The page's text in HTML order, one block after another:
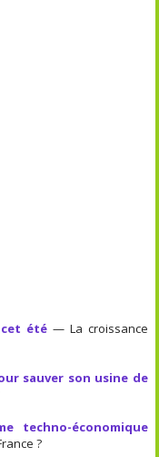
cet été— La croissance
sauver son usine de
techno-économique
?